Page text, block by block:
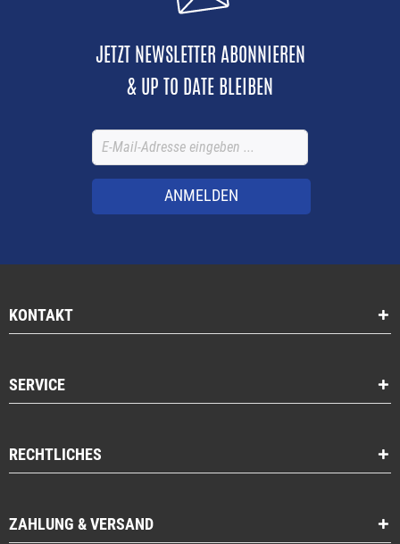
JETZT NEWSLETTER ABONNIEREN
& UP TO DATE BLEIBEN
ANMELDEN
KONTAKT
SERVICE
RECHTLICHES
ZAHLUNG & VERSAND